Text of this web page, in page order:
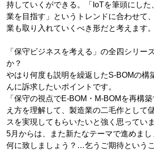
持していくができる。「IoTを筆頭にした
業を目指す」というトレンドに合わせて
業も取り入れていくべき形だと考えます。
「保守ビジネスを考える」の全四シリー
か？
やはり何度も説明を繰返したS-BOMの構
んに訴求したいポイントです。
「保守の視点でE-BOM・M-BOMを再構
え方を理解して、製造業の二毛作として
スを実現してもらいたいと強く思っていま
5月からは、また新たなテーマで進めまし
何に致しましょう？…乞うご期待というこ